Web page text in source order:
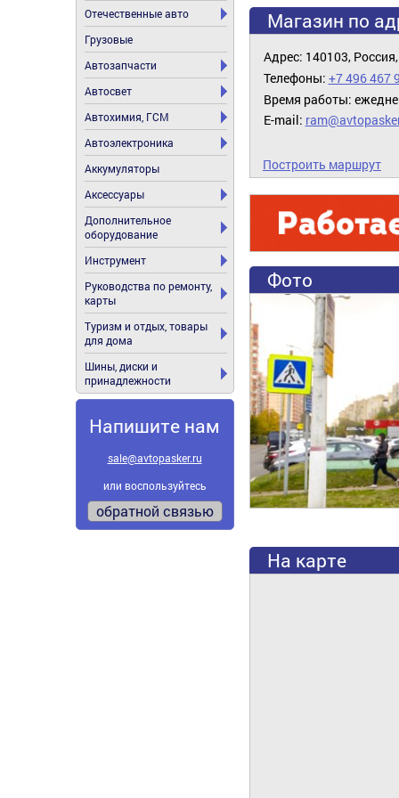
Отечественные авто
Грузовые
Автозапчасти
Автосвет
Автохимия, ГСМ
Автоэлектроника
Аккумуляторы
Аксессуары
Дополнительное
оборудование
Инструмент
Руководства по ремонту,
карты
Туризм и отдых, товары
для дома
Шины, диски и
принадлежности
Напишите нам
sale@avtopasker.ru
или воспользуйтесь
обратной связью
Магазин по
Адрес: 140103,
Телефоны: +7 496 467
Время работы:
E-mail:
Построить маршрут
Фото
На карте